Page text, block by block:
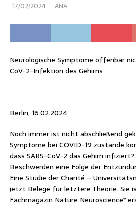
17/02/2024 ANA
Neurologische Symptome offenbar
CoV-2-Infektion des Gehirns
Berlin, 16.02.2024
Noch immer ist nicht abschließend
Symptome bei COVID-19 zustande
dass SARS-CoV-2 das Gehirn
Beschwerden eine Folge der
Eine Studie der Charité –
jetzt Belege für letztere Theorie. Sie
Fachmagazin Nature Neuroscience*